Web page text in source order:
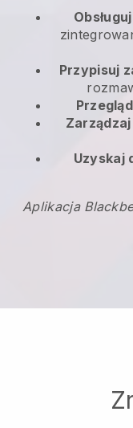
Przypisuj
Uzyskaj
Aplikacja